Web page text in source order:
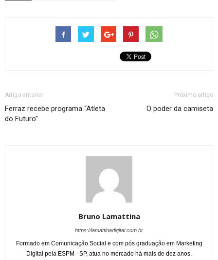
Artigo anterior
Ferraz recebe programa “Atleta
do Futuro”
Próximo artigo
O poder da camiseta
Bruno Lamattina
https://lamattinadigital.com.br
Formado em Comunicação Social e com pós graduação em Marketing
Digital pela ESPM - SP, atua no mercado há mais de dez anos.